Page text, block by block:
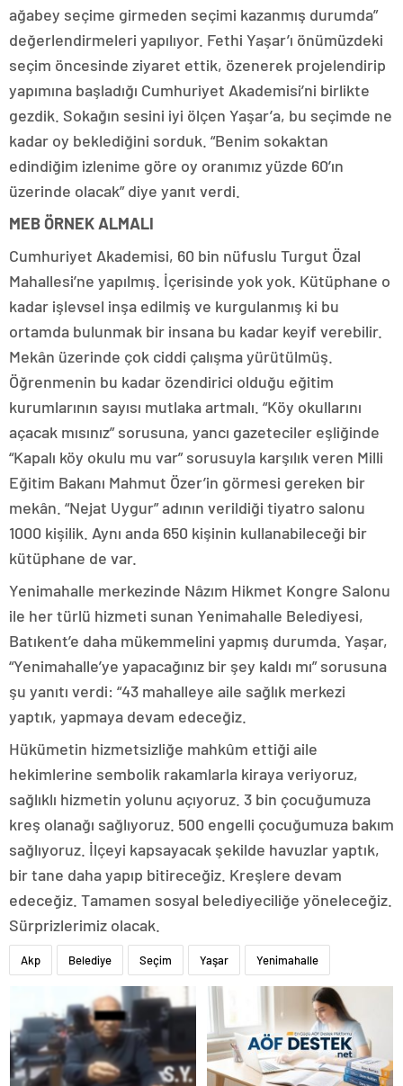
ağabey seçime girmeden seçimi kazanmış durumda”
değerlendirmeleri yapılıyor. Fethi Yaşar’ı önümüzdeki
seçim öncesinde ziyaret ettik, özenerek projelendirip
yapımına başladığı Cumhuriyet Akademisi’ni birlikte
gezdik. Sokağın sesini iyi ölçen Yaşar’a, bu seçimde ne
kadar oy beklediğini sorduk. “Benim sokaktan
edindiğim izlenime göre oy oranımız yüzde 60’ın
üzerinde olacak” diye yanıt verdi.
MEB ÖRNEK ALMALI
Cumhuriyet Akademisi, 60 bin nüfuslu Turgut Özal
Mahallesi’ne yapılmış. İçerisinde yok yok. Kütüphane o
kadar işlevsel inşa edilmiş ve kurgulanmış ki bu
ortamda bulunmak bir insana bu kadar keyif verebilir.
Mekân üzerinde çok ciddi çalışma yürütülmüş.
Öğrenmenin bu kadar özendirici olduğu eğitim
kurumlarının sayısı mutlaka artmalı. “Köy okullarını
açacak mısınız” sorusuna, yancı gazeteciler eşliğinde
“Kapalı köy okulu mu var” sorusuyla karşılık veren Milli
Eğitim Bakanı Mahmut Özer’in görmesi gereken bir
mekân. “Nejat Uygur” adının verildiği tiyatro salonu
1000 kişilik. Aynı anda 650 kişinin kullanabileceği bir
kütüphane de var.
Yenimahalle merkezinde Nâzım Hikmet Kongre Salonu
ile her türlü hizmeti sunan Yenimahalle Belediyesi,
Batıkent’e daha mükemmelini yapmış durumda. Yaşar,
“Yenimahalle’ye yapacağınız bir şey kaldı mı” sorusuna
şu yanıtı verdi: “43 mahalleye aile sağlık merkezi
yaptık, yapmaya devam edeceğiz.
Hükümetin hizmetsizliğe mahkûm ettiği aile
hekimlerine sembolik rakamlarla kiraya veriyoruz,
sağlıklı hizmetin yolunu açıyoruz. 3 bin çocuğumuza
kreş olanağı sağlıyoruz. 500 engelli çocuğumuza bakım
sağlıyoruz. İlçeyi kapsayacak şekilde havuzlar yaptık,
bir tane daha yapıp bitireceğiz. Kreşlere devam
edeceğiz. Tamamen sosyal belediyeciliğe yöneleceğiz.
Sürprizlerimiz olacak.
Akp Belediye Seçim Yaşar Yenimahalle